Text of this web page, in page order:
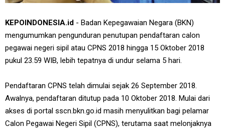
KEPOINDONESIA.id - Badan Kepegawaian Negara (BKN)
mengumumkan pengunduran penutupan pendaftaran calon
pegawai negeri sipil atau CPNS 2018 hingga 15 Oktober 2018
pukul 23.59 WIB, lebih tepatnya di undur selama 5 hari.
Pendaftaran CPNS telah dimulai sejak 26 September 2018.
Awalnya, pendaftaran ditutup pada 10 Oktober 2018. Mulai dari
akses di portal sscn.bkn.go.id masih menyulitkan bagi pelamar
Calon Pegawai Negeri Sipil (CPNS), terutama saat melonjaknya